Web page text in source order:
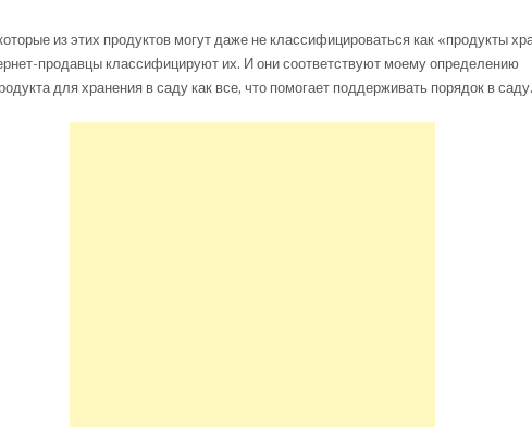
из этих продуктов могут даже не классифицироваться как «продукты
продавцы классифицируют их. И они соответствуют моему определению
для хранения в саду как все, что помогает поддерживать порядок в саду.